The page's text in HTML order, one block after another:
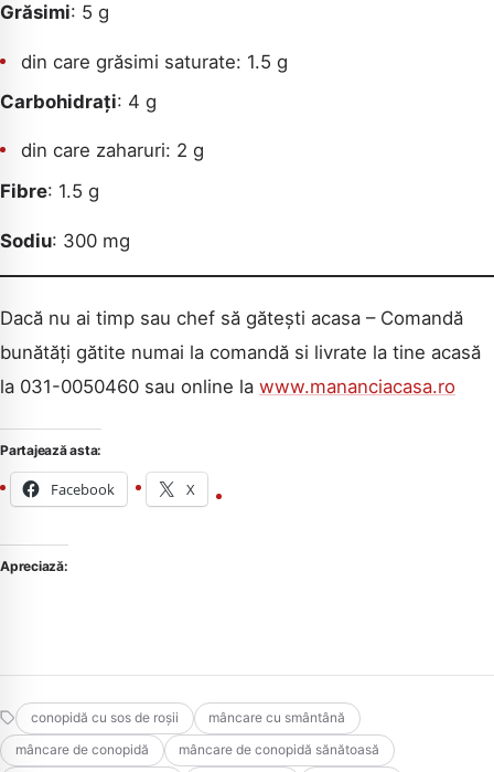
Grăsimi: 5 g
din care grăsimi saturate: 1.5 g
Carbohidrați: 4 g
din care zaharuri: 2 g
Fibre: 1.5 g
Sodiu: 300 mg
Dacă nu ai timp sau chef să gătești acasa – Comandă
bunătăți gătite numai la comandă si livrate la tine acasă
la 031-0050460 sau online la www.mananciacasa.ro
Partajează asta:
Facebook X
Apreciază:
conopidă cu sos de roșii
mâncare cu smântână
mâncare de conopidă
mâncare de conopidă sănătoasă